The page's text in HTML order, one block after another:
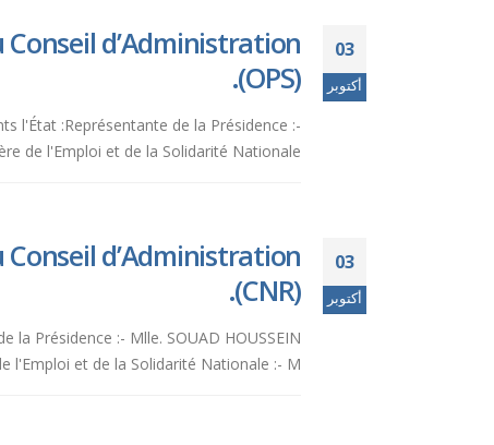
03
أكتوبر
d’Administration
(OPS).
l'État :Représentante de la Présidence :-
de l'Emploi et de la Solidarité Nationale...
03
أكتوبر
d’Administration
(CNR).
Présidence :- Mlle. SOUAD HOUSSEIN
et de la Solidarité Nationale :- M....